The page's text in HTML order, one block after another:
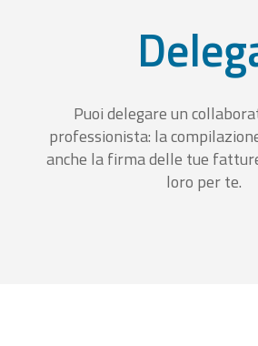
Puoi delegare un
professionista: la
anche la firma delle tue
loro per te.